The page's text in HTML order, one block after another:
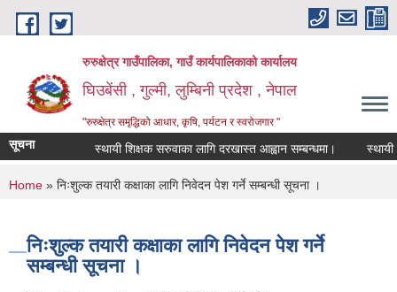
Skip to main content
रुरुक्षेत्र गाउँपालिका, गाउँ कार्यपालिकाको कार्यालय
घिउबेंसी , गुल्मी, लुम्बिनी प्रदेश , नेपाल
"रुरुक्षेत्र समृद्धिको आधार, कृषि, पर्यटन र स्वरोजगार "
सूचना स्थायी शिक्षक सरुवाका लागि दरखास्त आह्वान सम्बन्धमा। स्थायी
You are here
Home » निःशुल्क तयारी कक्षाका लागि निवेदन पेश गर्ने सम्बन्धी सूचना ।
निःशुल्क तयारी कक्षाका लागि निवेदन पेश गर्ने
सम्बन्धी सूचना ।